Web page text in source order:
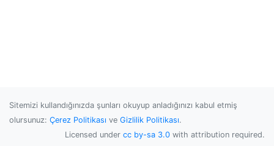
Sitemizi kullandığınızda şunları okuyup anladığınızı kabul etmiş
olursunuz: Çerez Politikası ve Gizlilik Politikası.
Licensed under cc by-sa 3.0 with attribution required.